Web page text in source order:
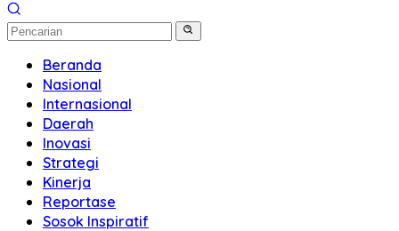
Beranda
Nasional
Internasional
Daerah
Inovasi
Strategi
Kinerja
Reportase
Sosok Inspiratif